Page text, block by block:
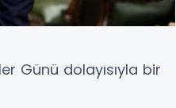
Günü dolayısıyla bir